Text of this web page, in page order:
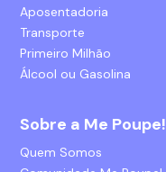
Aposentadoria
Transporte
Primeiro Milhão
Álcool ou Gasolina
Sobre a Me Poupe!
Quem Somos